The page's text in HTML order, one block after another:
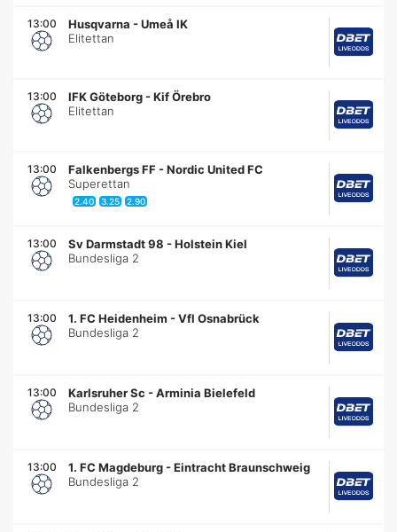
13:00 Husqvarna -Umeå IK
Elitettan
13:00 IFK Göteborg -Kif Örebro
Elitettan
13:00 Falkenbergs FF -Nordic United FC
Superettan
2.40 3.25 2.90
13:00 Sv Darmstadt 98 -Holstein Kiel
Bundesliga 2
13:00 1. FC Heidenheim -Vfl Osnabrück
Bundesliga 2
13:00 Karlsruher Sc -Arminia Bielefeld
Bundesliga 2
13:00 1. FC Magdeburg -Eintracht Braunschweig
Bundesliga 2